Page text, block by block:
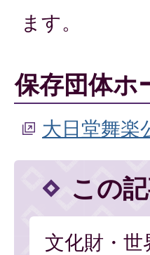
ます。
保存団体ホ
大日堂舞楽
この
文化財・世